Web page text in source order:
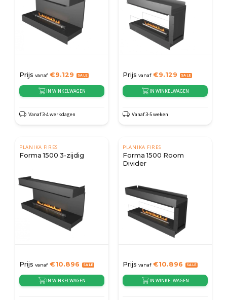
Prijs vanaf€9.129
IN WINKELWAGEN
Vanaf 3-4 werkdagen
Prijs vanaf€9.129
IN WINKELWAGEN
Vanaf 3-5 weken
PLANIKA FIRES
Forma 1500 3-zijdig
Prijs vanaf€10.896
IN WINKELWAGEN
PLANIKA FIRES
Forma 1500 Room
Divider
Prijs vanaf€10.896
IN WINKELWAGEN